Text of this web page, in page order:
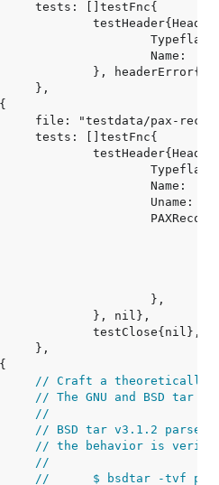
// Craft a theoretically
// The GNU and BSD tar
//
// BSD tar v3.1.2 parses
// the behavior is
//
//	$ bsdtar -tvf